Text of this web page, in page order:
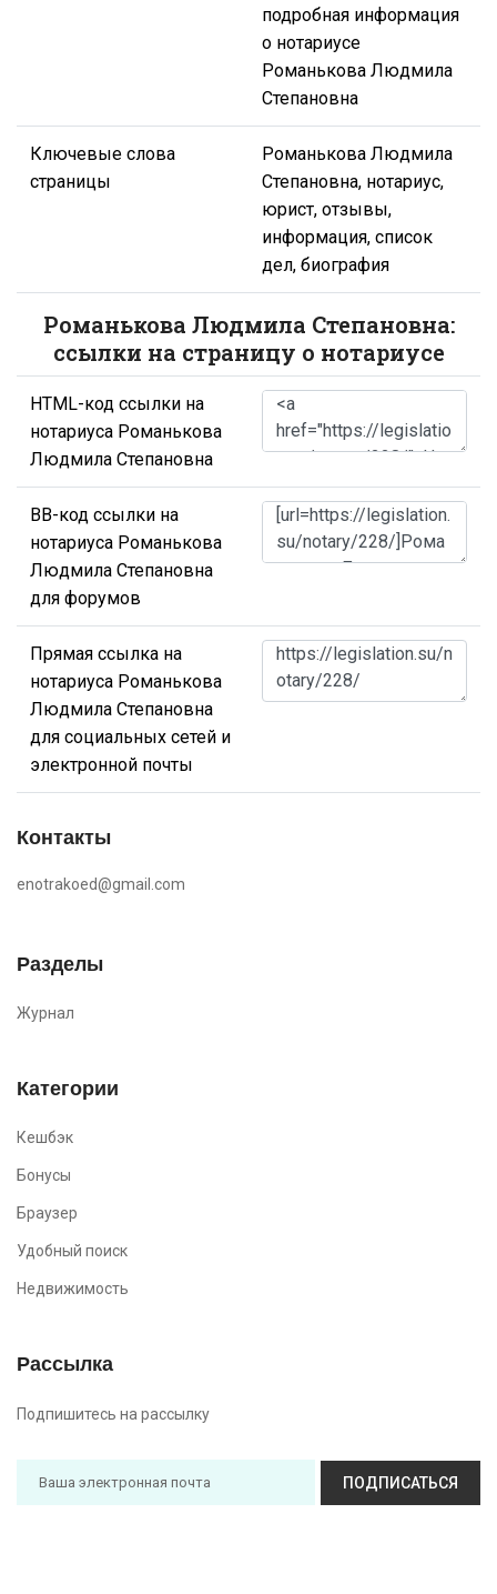
подробная информация
о нотариусе
Романькова Людмила
Степановна
Ключевые слова
страницы
Романькова Людмила
Степановна, нотариус,
юрист, отзывы,
информация, список
дел, биография
Романькова Людмила Степановна:
ссылки на страницу о нотариусе
HTML-код ссылки на
нотариуса Романькова
Людмила Степановна
BB-код ссылки на
нотариуса Романькова
Людмила Степановна
для форумов
Прямая ссылка на
нотариуса Романькова
Людмила Степановна
для социальных сетей и
электронной почты
Контакты
enotrakoed@gmail.com
Разделы
Журнал
Категории
Кешбэк
Бонусы
Браузер
Удобный поиск
Недвижимость
Рассылка
Подпишитесь на рассылку
ПОДПИСАТЬСЯ